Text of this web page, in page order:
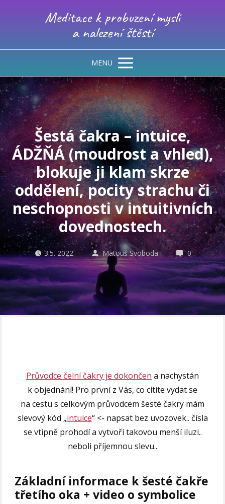
Meditace k probuzení mysli
a nalezení štěstí
MENU
Šestá čakra – intuice,
ÁDŽŇÁ (moudrost a vhled),
blokuje ji klam skrze
oddělení, pocity strachu či
neschopnosti v intuitivních
dovednostech.
3.5. 2022 Matouš Svoboda 0
Průvodce čelní čakry je dokončen a nachystán
k objednání! Pro první z Vás, co cítíte vydat se
na cestu s celkovým průvodcem šesté čakry mám
slevový kód „intuice“ <- napsat bez uvozovek.. čísla
se vtipně prohodí a vytvoří takovou menší iluzi..
neboli příjemnou slevu..
Základní informace k šesté čakře
třetího oka + video o symbolice